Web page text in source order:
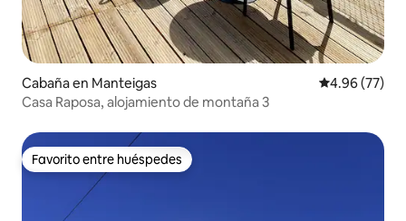
Cabaña en Manteigas Calificación
4.96 (77)
Casa Raposa, alojamiento de montaña 3
Favorito entre huéspedes
Favorito entre huéspedes